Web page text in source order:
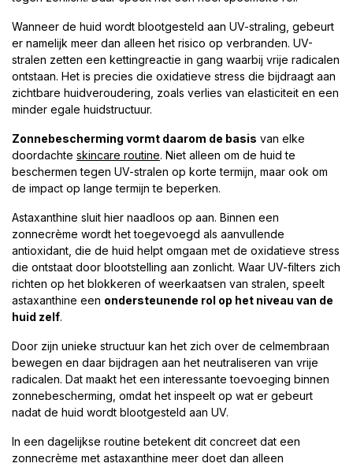
Wanneer de huid wordt blootgesteld aan UV-straling, gebeurt
er namelijk meer dan alleen het risico op verbranden. UV-
stralen zetten een kettingreactie in gang waarbij vrije radicalen
ontstaan. Het is precies die oxidatieve stress die bijdraagt aan
zichtbare huidveroudering, zoals verlies van elasticiteit en een
minder egale huidstructuur.
Zonnebescherming vormt daarom de basis van elke
doordachte skincare routine. Niet alleen om de huid te
beschermen tegen UV-stralen op korte termijn, maar ook om
de impact op lange termijn te beperken.
Astaxanthine sluit hier naadloos op aan. Binnen een
zonnecrème wordt het toegevoegd als aanvullende
antioxidant, die de huid helpt omgaan met de oxidatieve stress
die ontstaat door blootstelling aan zonlicht. Waar UV-filters zich
richten op het blokkeren of weerkaatsen van stralen, speelt
astaxanthine een ondersteunende rol op het niveau van de
huid zelf.
Door zijn unieke structuur kan het zich over de celmembraan
bewegen en daar bijdragen aan het neutraliseren van vrije
radicalen. Dat maakt het een interessante toevoeging binnen
zonnebescherming, omdat het inspeelt op wat er gebeurt
nadat de huid wordt blootgesteld aan UV.
In een dagelijkse routine betekent dit concreet dat een
zonnecrème met astaxanthine meer doet dan alleen